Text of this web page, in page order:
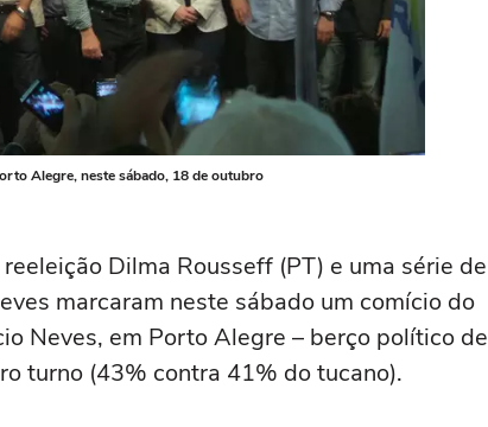
Alegre, neste sábado, 18 de outubro
Dilma Rousseff (PT) e uma série de
marcaram neste sábado um comício do
Neves, em Porto Alegre – berço político de
turno (43% contra 41% do tucano).